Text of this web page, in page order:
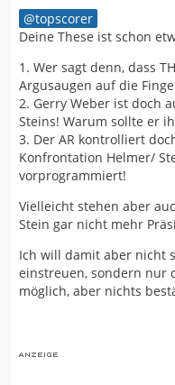
topscorer
Deine These ist schon
1. Wer sagt denn, dass
Argusaugen auf die
2. Gerry Weber ist doch
Steins! Warum sollte er
3. Der AR kontrolliert
Konfrontation Helmer/
vorprogrammiert!
Vielleicht stehen aber
Stein gar nicht mehr
Ich will damit aber nicht
einstreuen, sondern nur
möglich, aber nichts